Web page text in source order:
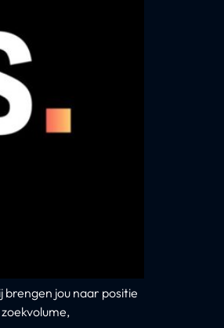
brengen jou naar positie